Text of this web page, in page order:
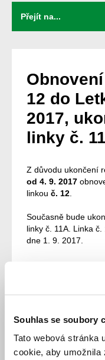
Souhlas se soubory
Tato webová stránka
cookie, aby
12 do
2017,
linky č.
Z důvodu ukončení
od 4. 9. 2017
linkou č. 12
Současně bude
linky č. 11A. Linka
dne 1. 9. 2017.
bude
jako před výlukou